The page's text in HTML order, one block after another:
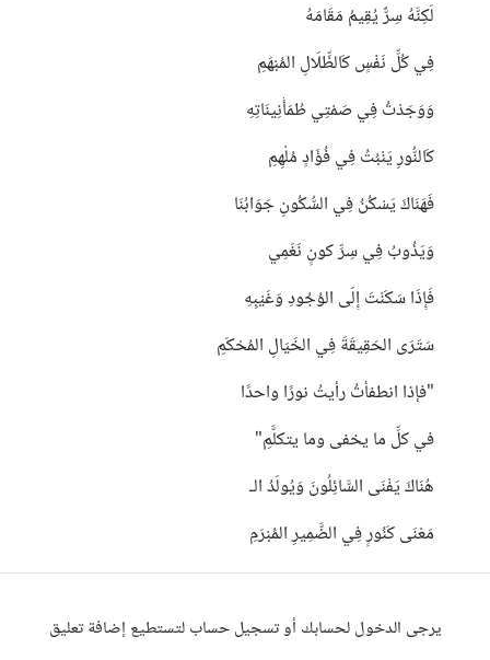
لَكِنَّهُ سِرٌّ يُقِيمُ مَقَامَهُ
فِي كُلِّ نَفْسٍ كَالظِّلَالِ المُبْهَمِ
وَوَجَدْتُ فِي صَمْتِي طُمَأْنِينَاتِهِ
كَالنُّورِ يَنْبُتُ فِي فُؤَادٍ مُلْهِمِ
فَهَنَاكَ يَسْكُنُ فِي السُّكُونِ جَوَابُنَا
وَيَذُوبُ فِي سِرِّ كونٍ نَغَمِي
فَإِذَا سَكَنْتَ إِلَى الوُجُودِ وَغَيْبِهِ
سَتَرَى الحَقِيقَةَ فِي الخَيَالِ المُحْكَمِ
"فإذا انطفأتُ رأيتُ نورًا واحدًا
في كلِّ ما يخفى وما يتكلَّمِ"
هُنَاكَ يَفْنَى السَّائِلُونَ وَيُولَدُ الـ
مَعْنَى كَنُورٍ فِي الضَّمِيرِ المُبْرَمِ
يرجى الدخول لحسابك أو تسجيل حساب لتستطيع إضافة تعليق